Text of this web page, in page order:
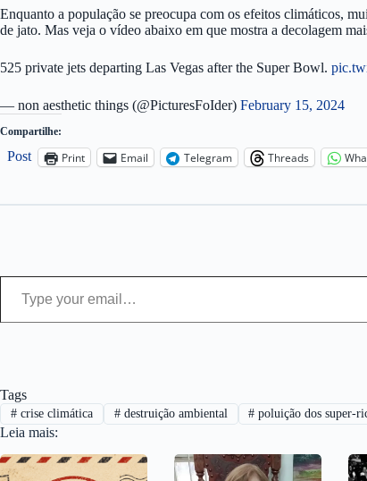
Enquanto a população se preocupa com os efeitos climáticos,
de jato. Mas veja o vídeo abaixo em que mostra a decolagem
525 private jets departing Las Vegas after the Super Bowl.
— non aesthetic things (@PicturesFoIder) February 15, 2024
Compartilhe:
Post Print Email Telegram Threads
Type your email…
Tags
#crise climática #destruição ambiental # poluição dos super-
Leia mais: